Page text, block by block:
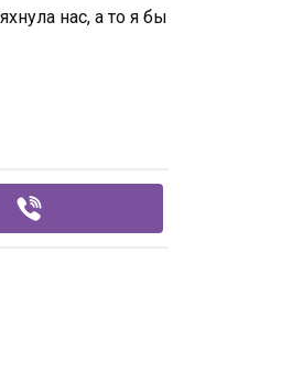
нас, а то я бы